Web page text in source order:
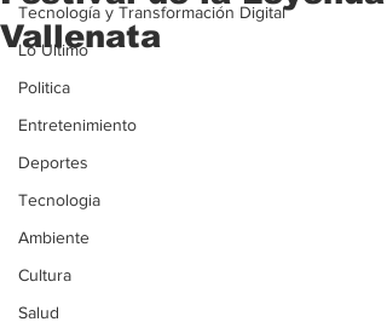
Tecnología y Transformación Digital
Lo Ultimo
Politica
Entretenimiento
Deportes
Tecnologia
Ambiente
Cultura
Salud
Vallenata